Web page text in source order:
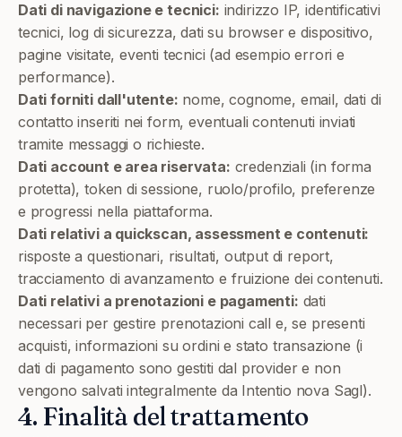
Dati di navigazione e tecnici: indirizzo IP, identificativi
tecnici, log di sicurezza, dati su browser e dispositivo,
pagine visitate, eventi tecnici (ad esempio errori e
performance).
Dati forniti dall'utente: nome, cognome, email, dati di
contatto inseriti nei form, eventuali contenuti inviati
tramite messaggi o richieste.
Dati account e area riservata: credenziali (in forma
protetta), token di sessione, ruolo/profilo, preferenze
e progressi nella piattaforma.
Dati relativi a quickscan, assessment e contenuti:
risposte a questionari, risultati, output di report,
tracciamento di avanzamento e fruizione dei contenuti.
Dati relativi a prenotazioni e pagamenti: dati
necessari per gestire prenotazioni call e, se presenti
acquisti, informazioni su ordini e stato transazione (i
dati di pagamento sono gestiti dal provider e non
vengono salvati integralmente da Intentio nova Sagl).
4. Finalità del trattamento